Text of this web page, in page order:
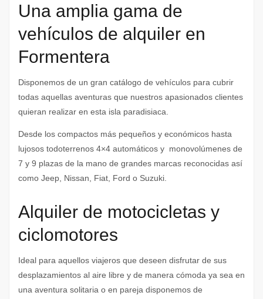
Una amplia gama de
vehículos de alquiler en
Formentera
Disponemos de un gran catálogo de vehículos para cubrir
todas aquellas aventuras que nuestros apasionados clientes
quieran realizar en esta isla paradisiaca.
Desde los compactos más pequeños y económicos hasta
lujosos todoterrenos 4×4 automáticos y monovolúmenes de
7 y 9 plazas de la mano de grandes marcas reconocidas así
como Jeep, Nissan, Fiat, Ford o Suzuki.
Alquiler de motocicletas y
ciclomotores
Ideal para aquellos viajeros que deseen disfrutar de sus
desplazamientos al aire libre y de manera cómoda ya sea en
una aventura solitaria o en pareja disponemos de